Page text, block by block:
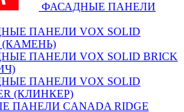
ФАСАДНЫЕ ПАНЕЛИ
ПАНЕЛИ VOX SOLID
(КАМЕНЬ)
ПАНЕЛИ VOX SOLID BRICK
ПАНЕЛИ VOX SOLID
(КЛИНКЕР)